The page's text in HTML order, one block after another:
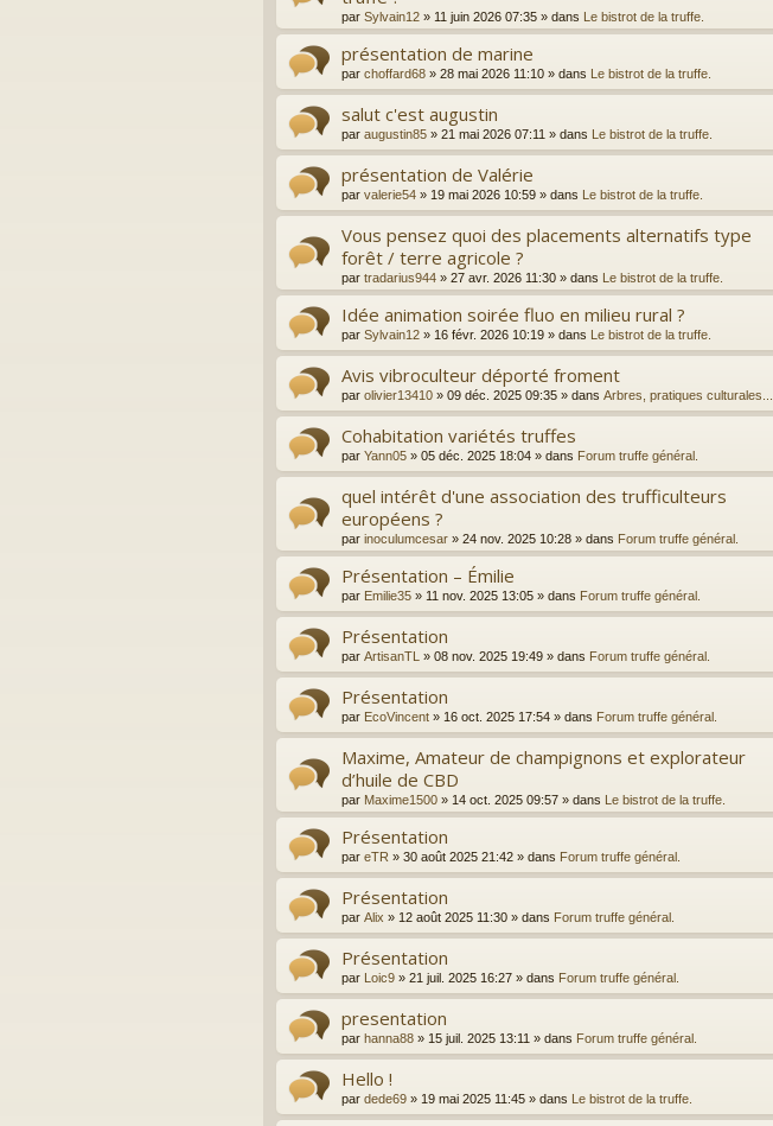
par Sylvain12 » 11 juin 2026 07:35 » dans Le bistrot de la truffe.
présentation de marine
par choffard68 » 28 mai 2026 11:10 » dans Le bistrot de la truffe.
salut c'est augustin
par augustin85 » 21 mai 2026 07:11 » dans Le bistrot de la truffe.
présentation de Valérie
par valerie54 » 19 mai 2026 10:59 » dans Le bistrot de la truffe.
Vous pensez quoi des placements alternatifs type
forêt / terre agricole ?
par tradarius944 » 27 avr. 2026 11:30 » dans Le bistrot de la truffe.
Idée animation soirée fluo en milieu rural ?
par Sylvain12 » 16 févr. 2026 10:19 » dans Le bistrot de la truffe.
Avis vibroculteur déporté froment
par olivier13410 » 09 déc. 2025 09:35 » dans Arbres, pratiques culturales...
Cohabitation variétés truffes
par Yann05 » 05 déc. 2025 18:04 » dans Forum truffe général.
quel intérêt d'une association des trufficulteurs
européens ?
par inoculumcesar » 24 nov. 2025 10:28 » dans Forum truffe général.
Présentation – Émilie
par Emilie35 » 11 nov. 2025 13:05 » dans Forum truffe général.
Présentation
par ArtisanTL » 08 nov. 2025 19:49 » dans Forum truffe général.
Présentation
par EcoVincent » 16 oct. 2025 17:54 » dans Forum truffe général.
Maxime, Amateur de champignons et explorateur
d’huile de CBD
par Maxime1500 » 14 oct. 2025 09:57 » dans Le bistrot de la truffe.
Présentation
par eTR » 30 août 2025 21:42 » dans Forum truffe général.
Présentation
par Alix » 12 août 2025 11:30 » dans Forum truffe général.
Présentation
par Loic9 » 21 juil. 2025 16:27 » dans Forum truffe général.
presentation
par hanna88 » 15 juil. 2025 13:11 » dans Forum truffe général.
Hello !
par dede69 » 19 mai 2025 11:45 » dans Le bistrot de la truffe.